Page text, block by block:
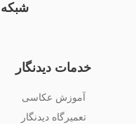
خدمات دیدنگار
آموزش عکاسی
تعمیرگاه دیدنگار